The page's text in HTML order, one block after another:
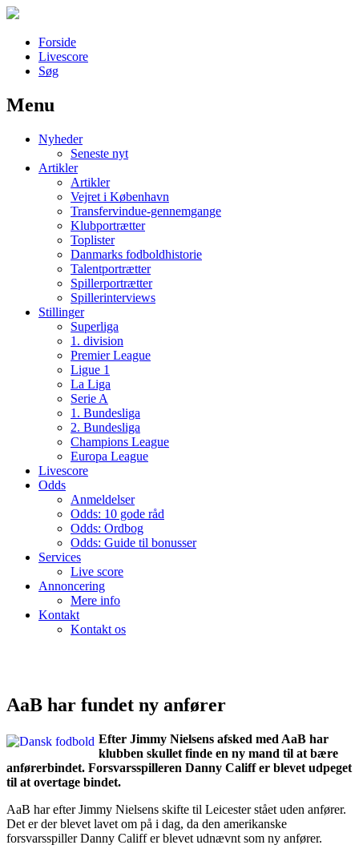
Forside
Livescore
Søg
Наши партнеры
лучшие займы
Menu
Nyheder
Seneste nyt
Artikler
Artikler
Vejret i København
Transfervindue-gennemgange
Klubportrætter
Toplister
Danmarks fodboldhistorie
Talentportrætter
Spillerportrætter
Spillerinterviews
Stillinger
Superliga
1. division
Premier League
Ligue 1
La Liga
Serie A
1. Bundesliga
2. Bundesliga
Champions League
Europa League
Livescore
Odds
Anmeldelser
Odds: 10 gode råd
Odds: Ordbog
Odds: Guide til bonusser
Services
Live score
Annoncering
Mere info
Kontakt
Kontakt os
AaB har fundet ny anfører
Efter Jimmy Nielsens afsked med AaB har
klubben skullet finde en ny mand til at bære
anførerbindet. Forsvarsspilleren Danny Califf er blevet udpeget
til at overtage bindet.
AaB har efter Jimmy Nielsens skifte til Leicester stået uden anfører.
Det er der blevet lavet om på i dag, da den amerikanske
forsvarsspiller Danny Califf er blevet udnævnt som ny anfører.